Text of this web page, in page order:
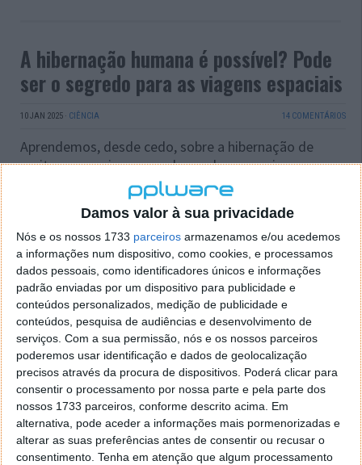
Damos valor à sua privacidade
Nós e os nossos 1733 parceiros armazenamos e/ou acedemos
a informações num dispositivo, como cookies, e processamos
dados pessoais, como identificadores únicos e informações
padrão enviadas por um dispositivo para publicidade e
conteúdos personalizados, medição de publicidade e
conteúdos, pesquisa de audiências e desenvolvimento de
serviços. Com a sua permissão, nós e os nossos parceiros
poderemos usar identificação e dados de geolocalização
precisos através da procura de dispositivos. Poderá clicar para
consentir o processamento por nossa parte e pela parte dos
nossos 1733 parceiros, conforme descrito acima. Em
alternativa, pode aceder a informações mais pormenorizadas e
alterar as suas preferências antes de consentir ou recusar o
consentimento. Tenha em atenção que algum processamento
A hibernação humana é possível? Pode
ser o segredo para as viagens espaciais
10 JAN 2025 · CIÊNCIA 14 COMENTÁRIOS
Aprendemos, desde cedo, sobre a hibernação de
muitos seres vivos, reconhecendo que seria
impossível ao ser humano sobreviver a um processo
desse tipo. Contudo, recentemente, investigadores
exploraram a possibilidade e associaram-na ao futuro
das viagens espaciais. Será possível?